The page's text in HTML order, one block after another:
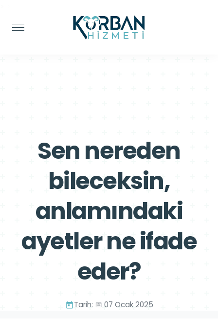
Sen nereden
bileceksin,
anlamındaki
ayetler ne ifade
eder?
Tarih: 📅 07 Ocak 2025